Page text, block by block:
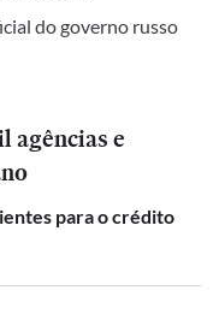
do governo russo
agências e
para o crédito